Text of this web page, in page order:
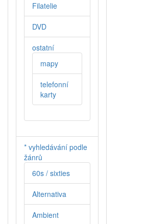
Filatelie
DVD
ostatní
mapy
telefonní
karty
* vyhledávání podle
žánrů
60s / sixties
Alternativa
Ambient